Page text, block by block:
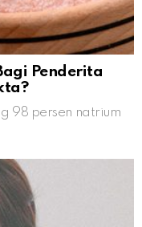
Penderita
98 persen natrium